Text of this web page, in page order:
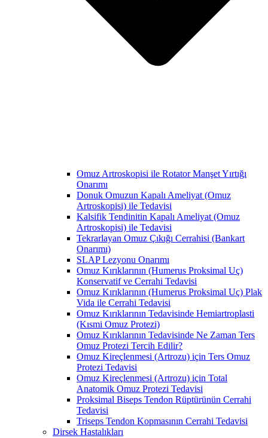
Omuz Artroskopisi ile Rotator Manşet Yırtığı
Onarımı
Donuk Omuzun Kapalı Ameliyat (Omuz
Artroskopisi) ile Tedavisi
Kalsifik Tendinitin Kapalı Ameliyat (Omuz
Artroskopisi) ile Tedavisi
Tekrarlayan Omuz Çıkığı Cerrahisi (Bankart
Onarımı)
SLAP Lezyonu Onarımı
Omuz Kırıklarının (Humerus Proksimal Uç)
Konservatif ve Cerrahi Tedavisi
Omuz Kırıklarının (Humerus Proksimal Uç) Plak
Vida ile Cerrahi Tedavisi
Omuz Kırıklarının Tedavisinde Hemiartroplasti
(Kısmi Omuz Protezi)
Omuz Kırıklarının Tedavisinde Ne Zaman Ters
Omuz Protezi Tercih Edilir?
Omuz Kireçlenmesi (Artrozu) için Ters Omuz
Protezi Tedavisi
Omuz Kireçlenmesi (Artrozu) için Total
Anatomik Omuz Protezi Tedavisi
Proksimal Biseps Tendon Rüptürünün Cerrahi
Tedavisi
Triseps Tendon Kopmasının Cerrahi Tedavisi
Dirsek Hastalıkları